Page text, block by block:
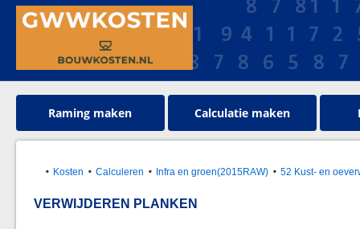
Raming maken Calculatie maken
Kosten Calculeren Infra en groen(2015RAW) 52 Kust- en
VERWIJDEREN PLANKEN